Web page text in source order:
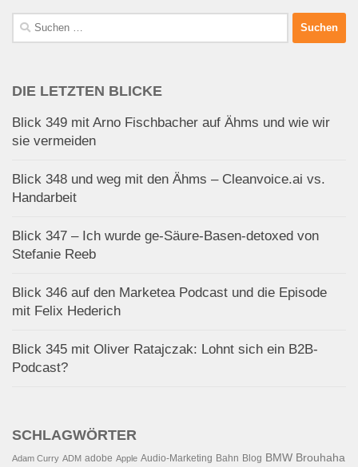
Suchen
nach:
DIE LETZTEN BLICKE
Blick 349 mit Arno Fischbacher auf Ähms und wie wir
sie vermeiden
Blick 348 und weg mit den Ähms – Cleanvoice.ai vs.
Handarbeit
Blick 347 – Ich wurde ge-Säure-Basen-detoxed von
Stefanie Reeb
Blick 346 auf den Marketea Podcast und die Episode
mit Felix Hederich
Blick 345 mit Oliver Ratajczak: Lohnt sich ein B2B-
Podcast?
SCHLAGWÖRTER
Adam Curry ADM adobe Apple Audio-Marketing Bahn Blog BMW Brouhaha